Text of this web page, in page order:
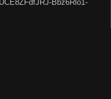
Bbz6Rlo1-